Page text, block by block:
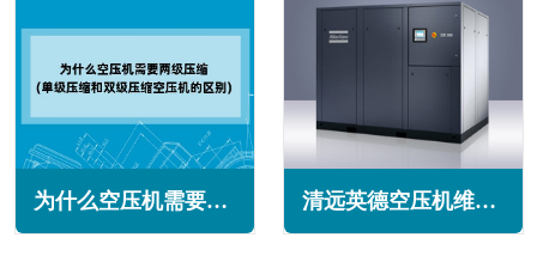
为什么空压机需要两级压缩(单级压缩和双级压缩空压机的区别) 清远英德空压机维修保养